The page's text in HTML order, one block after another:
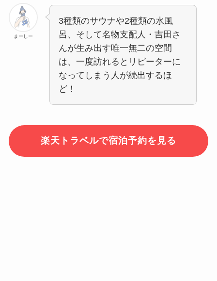
まーしー
3種類のサウナや2種類の水風
呂、そして名物支配人・吉田さ
んが生み出す唯一無二の空間
は、一度訪れるとリピーターに
なってしまう人が続出するほ
ど！
楽天トラベルで宿泊予約を見る